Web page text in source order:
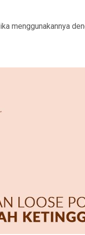
menggunakannya